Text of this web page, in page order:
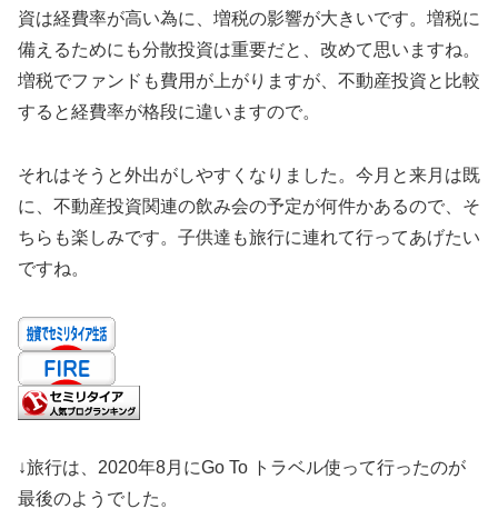
資は経費率が高い為に、増税の影響が大きいです。増税に
備えるためにも分散投資は重要だと、改めて思いますね。
増税でファンドも費用が上がりますが、不動産投資と比較
すると経費率が格段に違いますので。
それはそうと外出がしやすくなりました。今月と来月は既
に、不動産投資関連の飲み会の予定が何件かあるので、そ
ちらも楽しみです。子供達も旅行に連れて行ってあげたい
ですね。
↓旅行は、2020年8月にGo To トラベル使って行ったのが
最後のようでした。